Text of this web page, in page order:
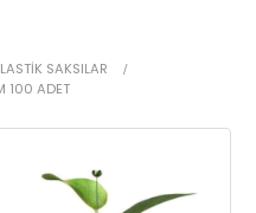
SAKSILAR
100 ADET